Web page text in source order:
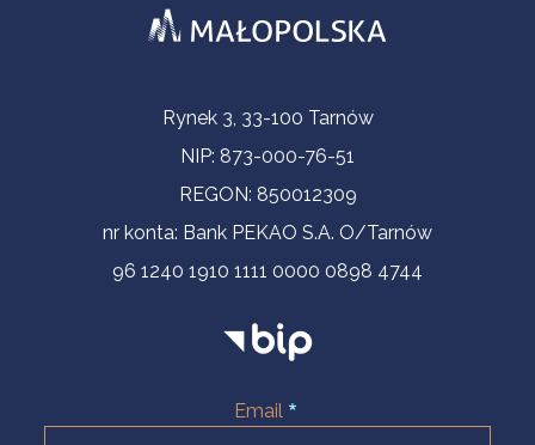
Informacje kontaktoweRynek 3, 33-100 Tarnów
NIP: 873-000-76-51
REGON: 850012309
nr konta: Bank PEKAO S.A. O/Tarnów
96 1240 1910 1111 0000 0898 4744
Email